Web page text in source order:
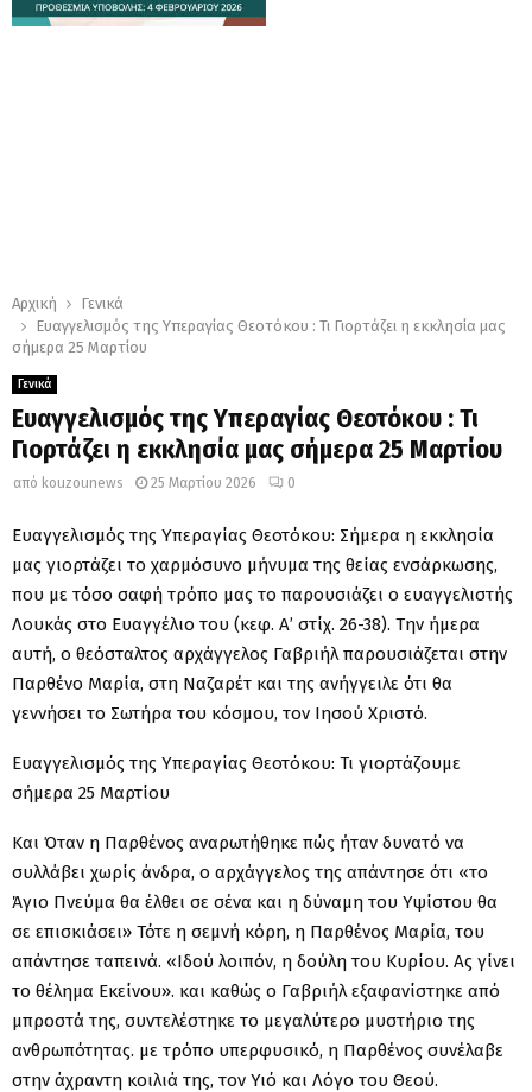
Αρχική
Γενικά
Ευαγγελισμός της Υπεραγίας Θεοτόκου : Τι Γιορτάζει η εκκλησία μας
σήμερα 25 Μαρτίου
Γενικά
Ευαγγελισμός της Υπεραγίας Θεοτόκου : Τι
Γιορτάζει η εκκλησία μας σήμερα 25 Μαρτίου
από kouzounews 25 Μαρτίου 2026 0
Ευαγγελισμός της Υπεραγίας Θεοτόκου: Σήμερα η εκκλησία
μας γιορτάζει το χαρμόσυνο μήνυμα της θείας ενσάρκωσης,
που με τόσο σαφή τρόπο μας το παρουσιάζει ο ευαγγελιστής
Λουκάς στο Ευαγγέλιο του (κεφ. Α’ στίχ. 26-38). Την ήμερα
αυτή, ο θεόσταλτος αρχάγγελος Γαβριήλ παρουσιάζεται στην
Παρθένο Μαρία, στη Ναζαρέτ και της ανήγγειλε ότι θα
γεννήσει το Σωτήρα του κόσμου, τον Ιησού Χριστό.
Ευαγγελισμός της Υπεραγίας Θεοτόκου: Τι γιορτάζουμε
σήμερα 25 Μαρτίου
Και Όταν η Παρθένος αναρωτήθηκε πώς ήταν δυνατό να
συλλάβει χωρίς άνδρα, ο αρχάγγελος της απάντησε ότι «το
Άγιο Πνεύμα θα έλθει σε σένα και η δύναμη του Υψίστου θα
σε επισκιάσει» Τότε η σεμνή κόρη, η Παρθένος Μαρία, του
απάντησε ταπεινά. «Ιδού λοιπόν, η δούλη του Κυρίου. Ας γίνει
το θέλημα Εκείνου». και καθώς ο Γαβριήλ εξαφανίστηκε από
μπροστά της, συντελέστηκε το μεγαλύτερο μυστήριο της
ανθρωπότητας. με τρόπο υπερφυσικό, η Παρθένος συνέλαβε
στην άχραντη κοιλιά της, τον Υιό και Λόγο του Θεού.